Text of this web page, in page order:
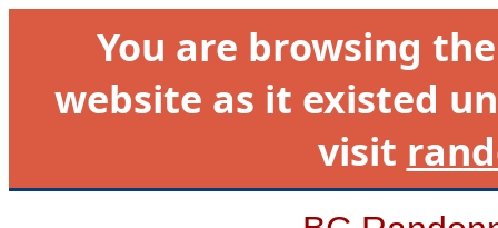
You are browsing
website as it existed
visit